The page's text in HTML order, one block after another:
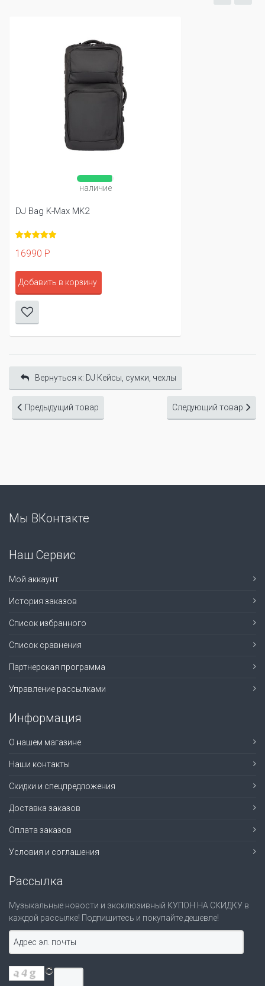
наличие
DJ Bag K-Max MK2
16990 Р
Добавить в корзину
Вернуться к: DJ Кейсы, сумки, чехлы
Предыдущий товар Следующий товар
Мы ВКонтакте
Наш Сервис
Мой аккаунт
История заказов
Список избранного
Список сравнения
Партнерская программа
Управление рассылками
Информация
О нашем магазине
Наши контакты
Скидки и спецпредложения
Доставка заказов
Оплата заказов
Условия и соглашения
Рассылка
Музыкальные новости и эксклюзивный КУПОН НА СКИДКУ в
каждой рассылке! Подпишитесь и покупайте дешевле!